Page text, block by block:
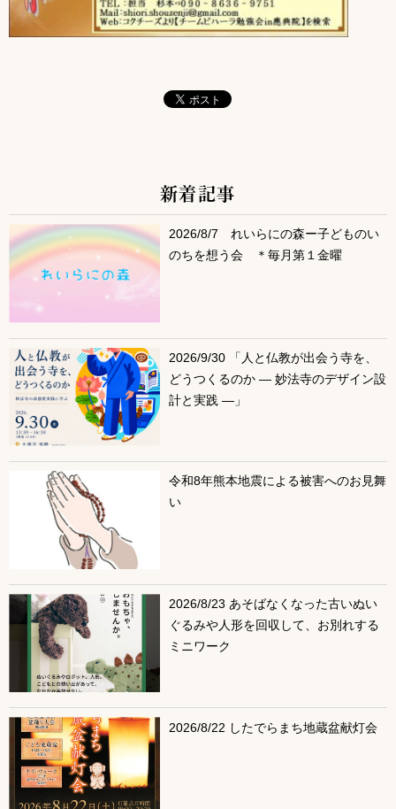
サブコンテンツ
新着記事
2026/8/7 れいらにの森ー子どものい
のちを想う会 ＊毎月第１金曜
2026/9/30 「人と仏教が出会う寺を、
どうつくるのか ― 妙法寺のデザイン設
計と実践 ―」
令和8年熊本地震による被害へのお見舞
い
2026/8/23 あそばなくなった古いぬい
ぐるみや人形を回収して、お別れする
ミニワーク
2026/8/22 したでらまち地蔵盆献灯会